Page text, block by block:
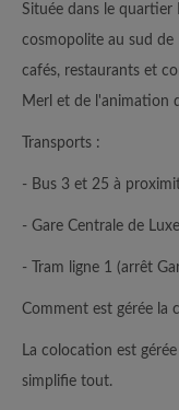
Située dans le
cosmopolite au sud de
cafés, restaurants et
Merl et de l'animation
Transports :
- Bus 3 et 25 à
- Gare Centrale de
- Tram ligne 1 (arrêt
Comment est gérée la
La colocation est
simplifie tout.